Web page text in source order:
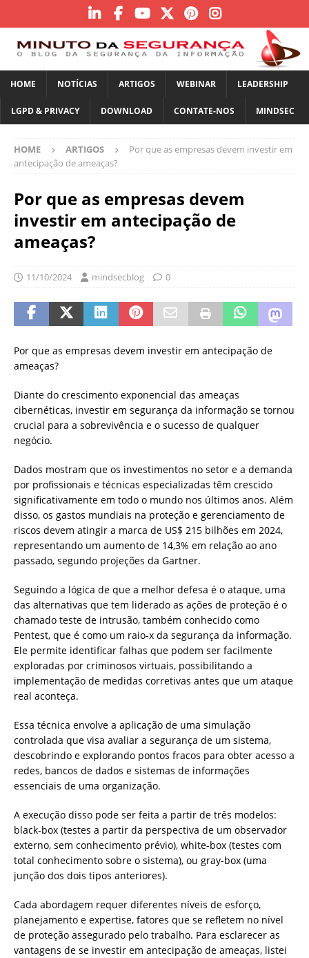
HOME NOTÍCIAS ARTIGOS WEBINAR LEADERSHIP
LGPD & PRIVACY DOWNLOAD CONTATE-NOS MINDSEC
HOME ARTIGOS
Por que as empresas devem investir em
antecipação de ameaças?
Por que as empresas devem
investir em antecipação de
ameaças?
11/10/2024 mindsecblog 0
Por que as empresas devem investir em antecipação de
ameaças?
Diante do crescimento exponencial das ameaças
cibernéticas, investir em segurança da informação se tornou
crucial para a sobrevivência e o sucesso de qualquer
negócio.
Dados mostram que os investimentos no setor e a demanda
por profissionais e técnicas especializadas têm crescido
significativamente em todo o mundo nos últimos anos. Além
disso, os gastos mundiais na proteção e gerenciamento de
riscos devem atingir a marca de US$ 215 bilhões em 2024,
representando um aumento de 14,3% em relação ao ano
passado, segundo projeções da Gartner.
Seguindo a lógica de que a melhor defesa é o ataque, uma
das alternativas que tem liderado as ações de proteção é o
chamado teste de intrusão, também conhecido como
Pentest, que é como um raio-x da segurança da informação.
Ele permite identificar falhas que podem ser facilmente
exploradas por criminosos virtuais, possibilitando a
implementação de medidas corretivas antes que um ataque
real aconteça.
Essa técnica envolve a aplicação de uma simulação
controlada que visa avaliar a segurança de um sistema,
descobrindo e explorando pontos fracos para obter acesso a
redes, bancos de dados e sistemas de informações
essenciais de uma organização.
A execução disso pode ser feita a partir de três modelos:
black-box (testes a partir da perspectiva de um observador
externo, sem conhecimento prévio), white-box (testes com
total conhecimento sobre o sistema), ou gray-box (uma
junção dos dois tipos anteriores).
Cada abordagem requer diferentes níveis de esforço,
planejamento e expertise, fatores que se refletem no nível
de proteção assegurado pelo trabalho. Para esclarecer as
vantagens de se investir em antecipação de ameaças, listei